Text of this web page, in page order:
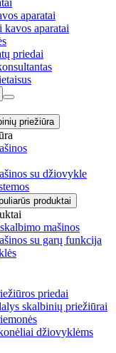
aparatai
aparatai
priedai
priežiūra
su džiovykle
produktai
mašinos
su garų funkcija
priedai
skalbinių priežiūrai
džiovyklėms